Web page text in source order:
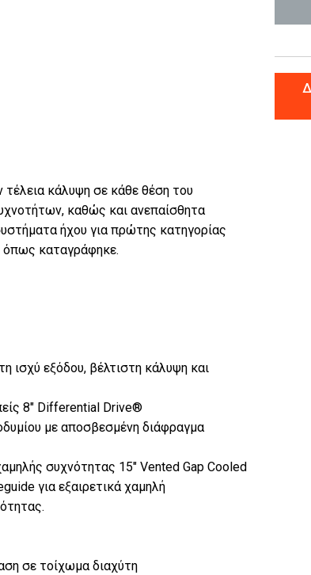
τέλεια κάλυψη σε κάθε θέση του
καθώς και ανεπαίσθητα
ήχου για πρώτης κατηγορίας
όπως καταγράφηκε.
ισχύ εξόδου, βέλτιστη κάλυψη και
8" Differential Drive®
με αποσβεσμένη διάφραγμα
συχνότητας 15" Vented Gap Cooled
για εξαιρετικά χαμηλή
σε τοίχωμα διαχύτη